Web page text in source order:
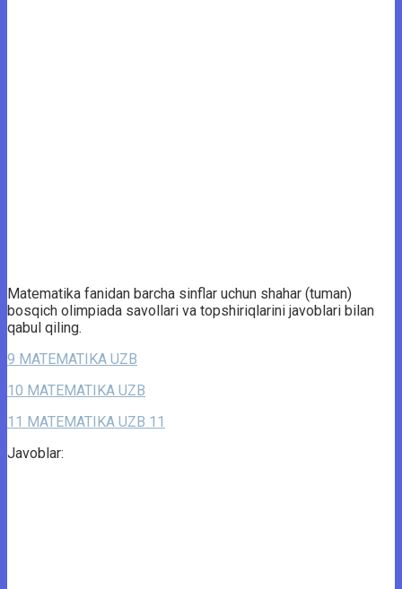
Matematika fanidan barcha sinflar uchun shahar (tuman)
bosqich olimpiada savollari va topshiriqlarini javoblari bilan
qabul qiling.
9 MATEMATIKA UZB
10 MATEMATIKA UZB
11 MATEMATIKA UZB 11
Javoblar: